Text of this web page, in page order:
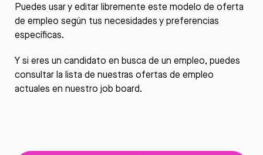
Puedes usar y editar libremente este modelo de oferta
de empleo según tus necesidades y preferencias
específicas.
Y si eres un candidato en busca de un empleo, puedes
consultar la lista de nuestras ofertas de empleo
actuales en nuestro job board.